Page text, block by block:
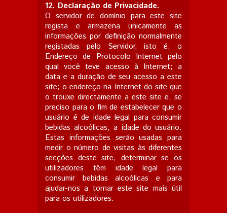
12. Declaração de Privacidade.
O servidor de domínio para este site
regista e armazena unicamente as
informações por definição normalmente
registadas pelo Servidor, isto é, o
Endereço de Protocolo Internet pelo
qual você teve acesso à Internet; a
data e a duração de seu acesso a este
site; o endereço na Internet do site que
o trouxe directamente a este site e, se
preciso para o fim de estabelecer que o
usuário é de idade legal para consumir
bebidas alcoólicas, a idade do usuário.
Estas informações serão usadas para
medir o número de visitas às diferentes
secções deste site, determinar se os
utilizadores têm idade legal para
consumir bebidas alcoólicas e para
ajudar-nos a tornar este site mais útil
para os utilizadores.